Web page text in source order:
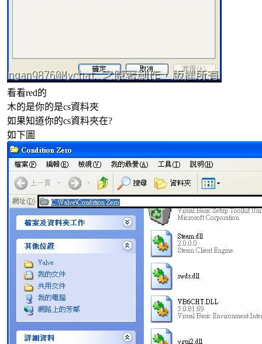
看看red的
木的是你的是cs資料夾
如果知道你的cs資料夾在?
如下圖